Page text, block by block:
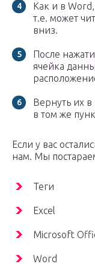
Как и в Word,
т.е. может
вниз.
После
ячейка
Вернуть их
в том же
Если у вас
нам. Мы
Теги
Excel
Microsoft
Word